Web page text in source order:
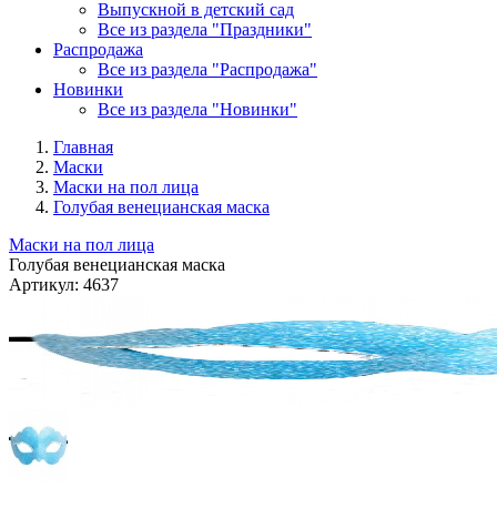
Выпускной в детский сад
Все из раздела "Праздники"
Распродажа
Все из раздела "Распродажа"
Новинки
Все из раздела "Новинки"
Главная
Маски
Маски на пол лица
Голубая венецианская маска
Маски на пол лица
Голубая венецианская маска
Артикул: 4637